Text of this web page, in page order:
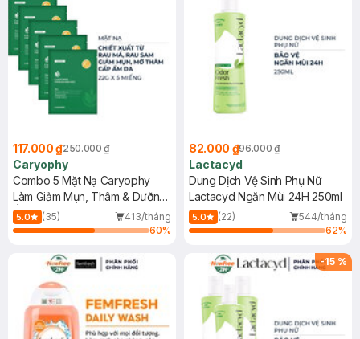
117.000 ₫250.000 ₫
Caryophy
Combo 5 Mặt Nạ Caryophy
Làm Giảm Mụn, Thâm & Dưỡng
Ẩm Da 22g
5.0 (35)
413/tháng
60%
82.000 ₫96.000 ₫
Lactacyd
Dung Dịch Vệ Sinh Phụ Nữ
Lactacyd Ngăn Mùi 24H 250ml
5.0 (22)
544/tháng
62%
-15 %